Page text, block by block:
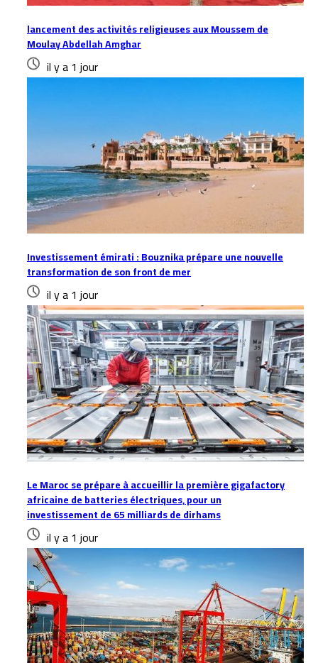
lancement des activités religieuses aux Moussem de
Moulay Abdellah Amghar
il y a 1 jour
Investissement émirati : Bouznika prépare une nouvelle
transformation de son front de mer
il y a 1 jour
Le Maroc se prépare à accueillir la première gigafactory
africaine de batteries électriques, pour un
investissement de 65 milliards de dirhams
il y a 1 jour